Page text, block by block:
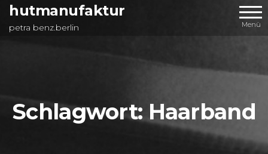
Zum
Inhalt
hutmanufaktur
petra benz.berlin Menü
Schlagwort: Haarband